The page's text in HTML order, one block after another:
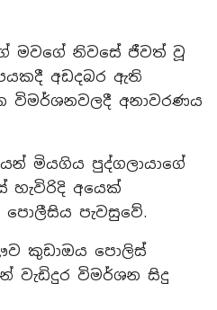
මවගේ නිවසේ ජීවත් වූ
අඩදබර ඇති
අනාවරණය
මියගිය පුද්ගලායාගේ
හැවිරිදි අයෙක්
පැවසුවේ.
කුඩාඔය පොලිස්
වැඩිදුර විමර්ශන සිදු